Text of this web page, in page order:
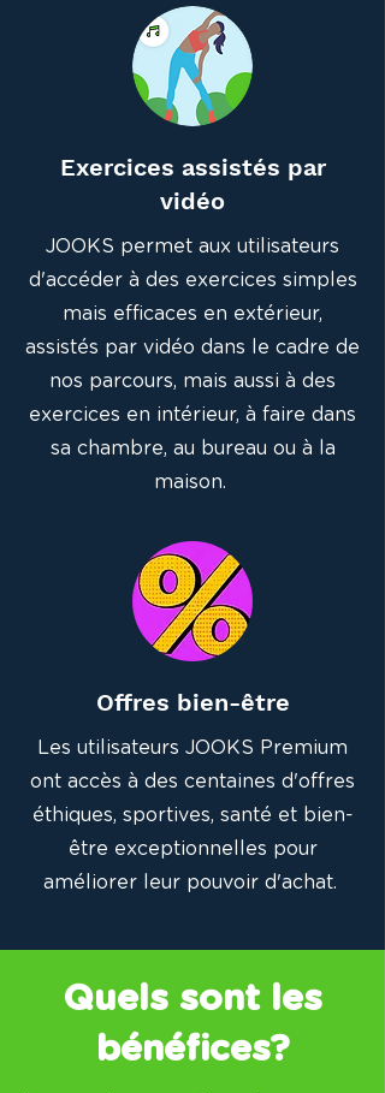
Exercices assistés par
vidéo
JOOKS permet aux utilisateurs
d'accéder à des exercices simples
mais efficaces en extérieur,
assistés par vidéo dans le cadre de
nos parcours, mais aussi à des
exercices en intérieur, à faire dans
sa chambre, au bureau ou à la
maison.
Offres bien-être
Les utilisateurs JOOKS Premium
ont accès à des centaines d'offres
éthiques, sportives, santé et bien-
être exceptionnelles pour
améliorer leur pouvoir d'achat.
Quels sont les
bénéfices?